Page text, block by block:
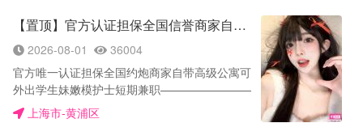
安排过去与照片不符合；不收取任何费用退换到
客户满意为止，如果您觉得小妹不满意怕重新安
排等待时间长可以报销客户开房费和路费； 如遇
到小妹态度不好或服务不配合（在不过分要求的
情况下）请马上与帮您安排小妹的经纪人联系我
们会第一时间为您处理，给您一个满意答复，请
明：诚信经营15年老字号，官方确认本人已在官
网平台缴纳（10万押金）不满意包退包换不收取
任何费用
——————————————————— 二，
服务价格：799元-1399元_为了留住每一位尊贵
的上帝顾客视角_推出预约成功永久有效优惠200
【置顶】官方认证担保全国信誉商家自带公寓可上门无套内射
2026-08-01
36004
官方唯一认证担保全国约炮商家自带高级公寓可
外出学生妹嫩模护士短期兼职————————
联系方式✅ 火鱼号：ABC668 默往号：
QQAA5588 〈由于QQ微信风控〉推荐大家在浏
上海市-黄浦区